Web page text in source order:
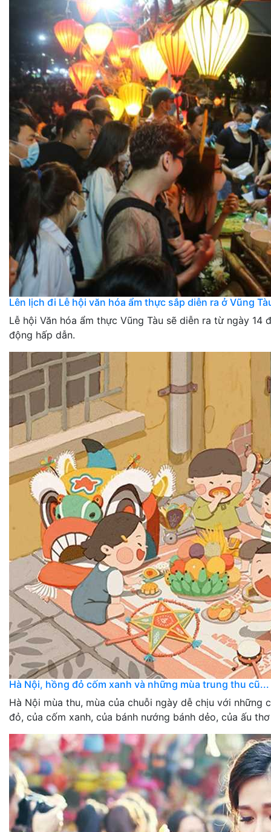
Lên lịch đi Lễ hội văn hóa ẩm thực sắp diễn ra ở Vũng
Lễ hội Văn hóa ẩm thực Vũng Tàu sẽ diễn ra từ ngày 14
động hấp dẫn.
Hà Nội, hồng đỏ cốm xanh và những mùa trung thu cũ...
Hà Nội mùa thu, mùa của chuỗi ngày dễ chịu với những
đỏ, của cốm xanh, của bánh nướng bánh dẻo, của ấu